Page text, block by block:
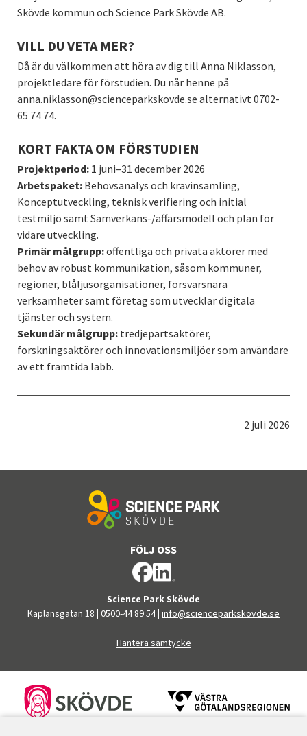
Skövde kommun och Science Park Skövde AB.
VILL DU VETA MER?
Då är du välkommen att höra av dig till Anna Niklasson,
projektledare för förstudien. Du når henne på
anna.niklasson@scienceparkskovde.se alternativt 0702-
65 74 74.
KORT FAKTA OM FÖRSTUDIEN
Projektperiod: 1 juni–31 december 2026
Arbetspaket: Behovsanalys och kravinsamling,
Konceptutveckling, teknisk verifiering och initial
testmiljö samt Samverkans-/affärsmodell och plan för
vidare utveckling.
Primär målgrupp:offentliga och privata aktörer med
behov av robust kommunikation, såsom kommuner,
regioner, blåljusorganisationer, försvarsnära
verksamheter samt företag som utvecklar digitala
tjänster och system.
Sekundär målgrupp: tredjepartsaktörer,
forskningsaktörer och innovationsmiljöer som användare
av ett framtida labb.
Publicerad:
2 juli 2026
Science Park Skövde
Kaplansgatan 18 | 0500-44 89 54| info@scienceparkskovde.se
Hantera samtycke
FÖLJ OSS
FINANSIÄRER